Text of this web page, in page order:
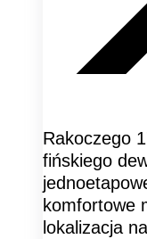
Rakoczego
fińskiego
komfortowe
lokalizacja